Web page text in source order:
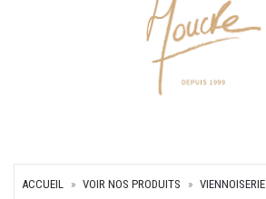
ACCUEIL VOIR NOS PRODUITS VIENNOISERIE